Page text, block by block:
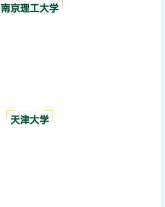
南京理工大学
天津大学